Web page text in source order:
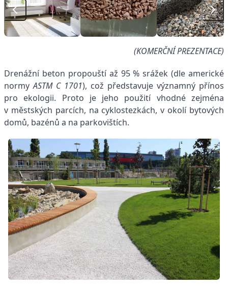
(KOMERČNÍ PREZENTACE)
Drenážní beton propouští až 95 % srážek (dle americké
normyASTM C 1701), což představuje významný přínos
pro ekologii. Proto je jeho použití vhodné zejména
v městských parcích, na cyklostezkách, v okolí bytových
domů, bazénů a na parkovištích.